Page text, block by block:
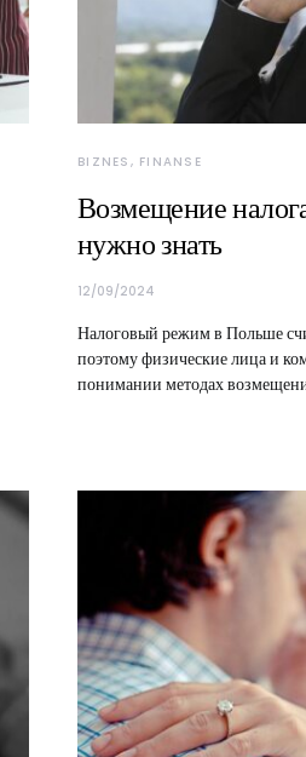
BIZNES, FINANSE
Возмещение
нужно знать
12/09/2024
Налоговый режим в Польше
поэтому физические лица и
понимании методах